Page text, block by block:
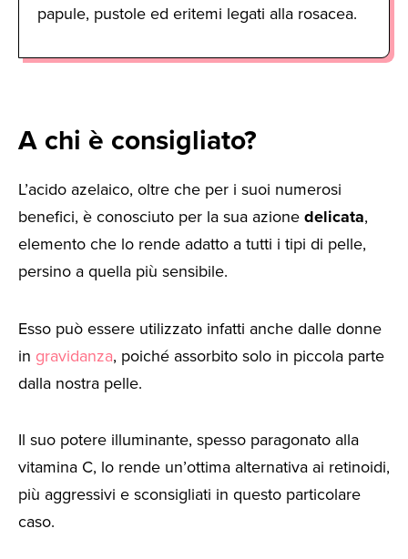
papule, pustole ed eritemi legati alla rosacea.
A chi è consigliato?
L’acido azelaico, oltre che per i suoi numerosi
benefici, è conosciuto per la sua azionedelicata,
elemento che lo rende adatto a tutti i tipi di pelle,
persino a quella più sensibile.
Esso può essere utilizzato infatti anche dalle donne
in gravidanza, poiché assorbito solo in piccola parte
dalla nostra pelle.
Il suo potere illuminante, spesso paragonato alla
vitamina C, lo rende un’ottima alternativa ai retinoidi,
più aggressivi e sconsigliati in questo particolare
caso.